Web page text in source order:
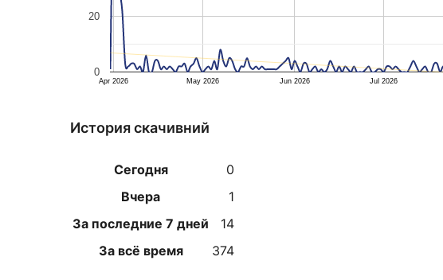
Apr 2026 May 2026 Jun 2026 Jul 2026
0
20
История скачивний
Сегодня
0
Вчера
1
За последние 7 дней
14
За всё время
374